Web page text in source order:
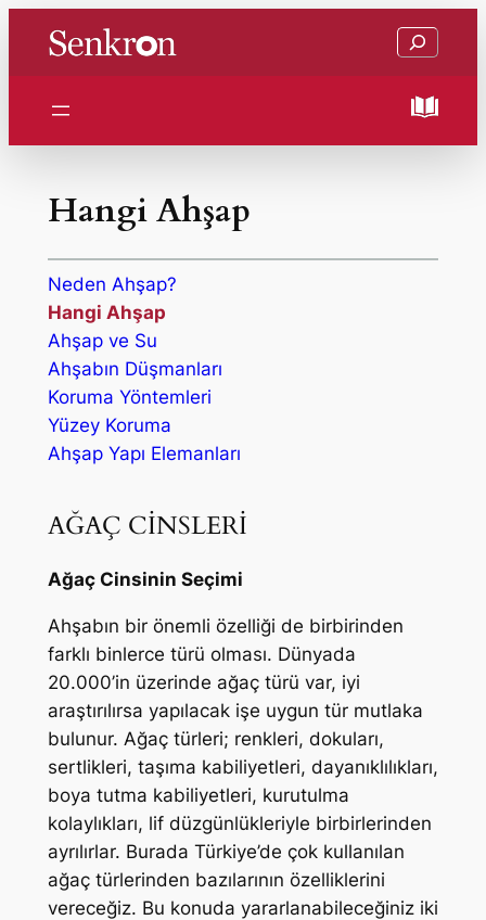
Ara
Hangi Ahşap
Neden Ahşap?
Hangi Ahşap
Ahşap ve Su
Ahşabın Düşmanları
Koruma Yöntemleri
Yüzey Koruma
Ahşap Yapı Elemanları
AĞAÇ CİNSLERİ
Ağaç Cinsinin Seçimi
Ahşabın bir önemli özelliği de birbirinden
farklı binlerce türü olması. Dünyada
20.000’in üzerinde ağaç türü var, iyi
araştırılırsa yapılacak işe uygun tür mutlaka
bulunur. Ağaç türleri; renkleri, dokuları,
sertlikleri, taşıma kabiliyetleri, dayanıklılıkları,
boya tutma kabiliyetleri, kurutulma
kolaylıkları, lif düzgünlükleriyle birbirlerinden
ayrılırlar. Burada Türkiye’de çok kullanılan
ağaç türlerinden bazılarının özelliklerini
vereceğiz. Bu konuda yararlanabileceğiniz iki